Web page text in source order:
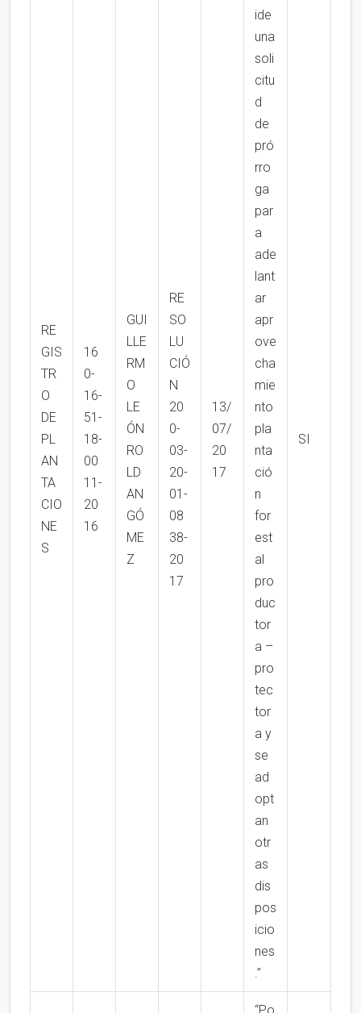
RE
GIS
TR
O
DE
PL
AN
TA
CIO
NE
S
16
0-
16-
51-
18-
00
11-
20
16
GUI
LLE
RM
O
LE
ÓN
RO
LD
AN
GÓ
ME
Z
RE
SO
LU
CIÓ
N
20
0-
03-
20-
01-
08
38-
20
17
13/
07/
20
17
ide
una
soli
citu
d
de
pró
rro
ga
par
a
ade
lant
ar
apr
ove
cha
mie
nto
pla
nta
ció
n
for
est
al
pro
duc
tor
a –
pro
tec
tor
a y
se
ad
opt
an
otr
as
dis
pos
icio
nes
.”
SI
“Po